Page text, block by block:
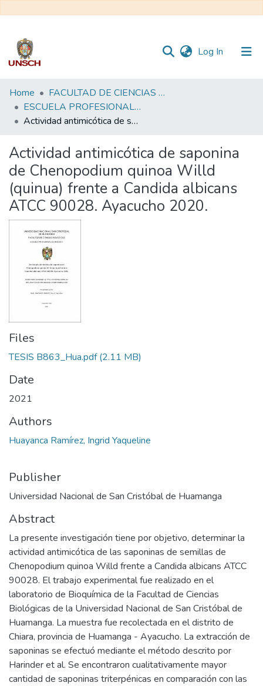
Log In (current)
Communities
&
Collections
Statistics
Home
FACULTAD DE CIENCIAS BIOLÓGICAS
ESCUELA PROFESIONAL DE BIOLOGÍA - TESIS
Actividad antimicótica de saponina de Chenopodium quinoa Willd (quinua) frente a Candida albicans ATCC 90028. Ayacucho 2020.
Actividad antimicótica de saponina
de Chenopodium quinoa Willd
(quinua) frente a Candida albicans
ATCC 90028. Ayacucho 2020.
Files
TESIS B863_Hua.pdf(2.11 MB)
Date
2021
Authors
Huayanca Ramírez, Ingrid Yaqueline
Publisher
Universidad Nacional de San Cristóbal de Huamanga
Abstract
La presente investigación tiene por objetivo, determinar la
actividad antimicótica de las saponinas de semillas de
Chenopodium quinoa Willd frente a Candida albicans ATCC
90028. El trabajo experimental fue realizado en el
laboratorio de Bioquímica de la Facultad de Ciencias
Biológicas de la Universidad Nacional de San Cristóbal de
Huamanga. La muestra fue recolectada en el distrito de
Chiara, provincia de Huamanga - Ayacucho. La extracción de
saponinas se efectuó mediante el método descrito por
Harinder et al. Se encontraron cualitativamente mayor
cantidad de saponinas triterpénicas en comparación con las